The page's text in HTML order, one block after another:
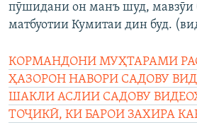
пӯшидани он манъ шуд, мавзӯи
матбуотии Кумитаи дин буд.
КОРМАНДОНИ МУҲТАРАМИ
ҲАЗОРОН НАВОРИ САДОВУ
ШАКЛИ АСЛИИ САДОВУ
ТОҶИКӢ, КИ БАРОИ ЗАХИРА